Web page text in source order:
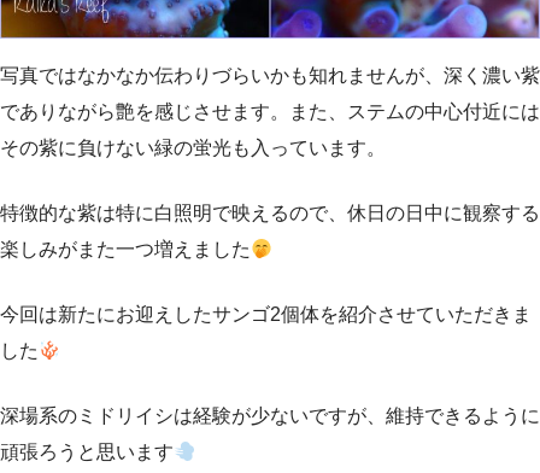
写真ではなかなか伝わりづらいかも知れませんが、深く濃い紫
でありながら艶を感じさせます。また、ステムの中心付近には
その紫に負けない緑の蛍光も入っています。
特徴的な紫は特に白照明で映えるので、休日の日中に観察する
楽しみがまた一つ増えました
今回は新たにお迎えしたサンゴ2個体を紹介させていただきま
した
深場系のミドリイシは経験が少ないですが、維持できるように
頑張ろうと思います